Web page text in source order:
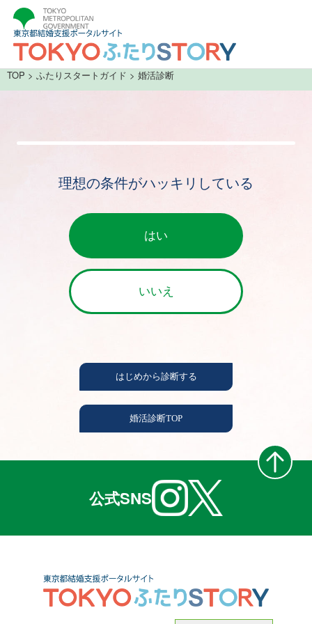
TOP > ふたりスタートガイド > 婚活診断
理想の条件がハッキリしている
はい
いいえ
はじめから診断する
婚活診断TOP
公式SNS